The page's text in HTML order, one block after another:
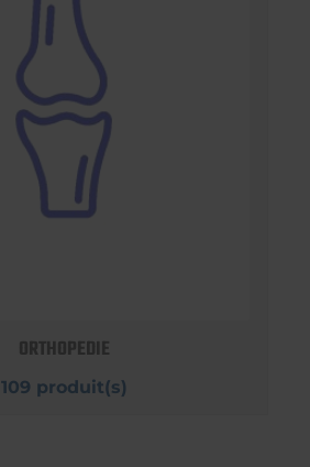
ORTHOPEDIE
109 produit(s)